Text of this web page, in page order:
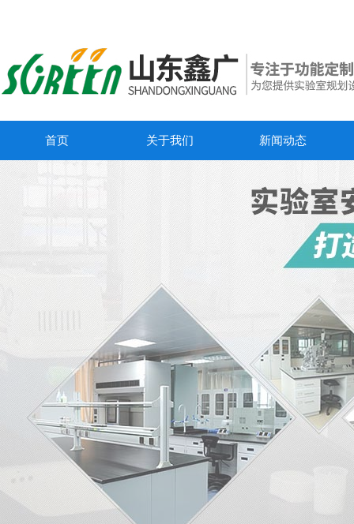
首页 关于我们 新闻动态